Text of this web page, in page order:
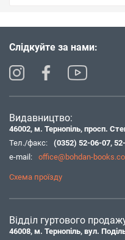
Слідкуйте за нами:
Видавництво:
46002, м. Тернопіль, просп.
Тел./факс:
(0352) 52-06-07,
e-mail:
office@bohdan-
Схема проїзду
Відділ гуртового
46008, м. Тернопіль, вул.